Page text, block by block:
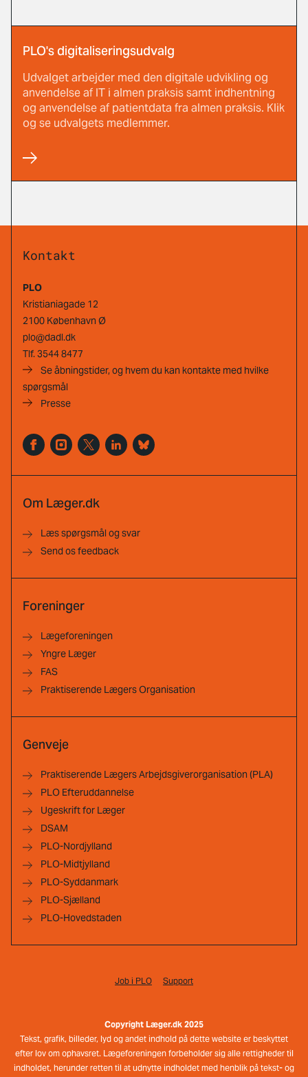
PLO's digitaliseringsudvalg
Udvalget arbejder med den digitale udvikling og
anvendelse af IT i almen praksis samt indhentning
og anvendelse af patientdata fra almen praksis. Klik
og se udvalgets medlemmer.
Kontakt
PLO
Kristianiagade 12
2100 København Ø
plo@dadl.dk
Tlf.3544 8477
Se åbningstider, og hvem du kan kontakte med hvilke
spørgsmål
Presse
Om Læger.dk
Læs spørgsmål og svar
Send os feedback
Foreninger
Lægeforeningen
Yngre Læger
FAS
Praktiserende Lægers Organisation
Genveje
Praktiserende Lægers Arbejdsgiverorganisation (PLA)
PLO Efteruddannelse
Ugeskrift for Læger
DSAM
PLO-Nordjylland
PLO-Midtjylland
PLO-Syddanmark
PLO-Sjælland
PLO-Hovedstaden
Job i PLO Support
Copyright Læger.dk 2025
Tekst, grafik, billeder, lyd og andet indhold på dette website er beskyttet
efter lov om ophavsret. Lægeforeningen forbeholder sig alle rettigheder til
indholdet, herunder retten til at udnytte indholdet med henblik på tekst- og